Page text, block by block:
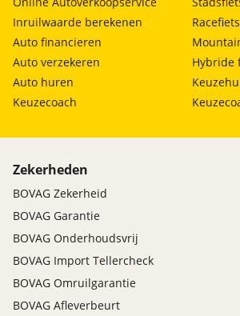
Inruilwaarde berekenen
Auto financieren
Auto verzekeren
Auto huren
Keuzecoach
Racefiets
Hybride
Zekerheden
BOVAG Zekerheid
BOVAG Garantie
BOVAG Onderhoudsvrij
BOVAG Import Tellercheck
BOVAG Omruilgarantie
BOVAG Afleverbeurt